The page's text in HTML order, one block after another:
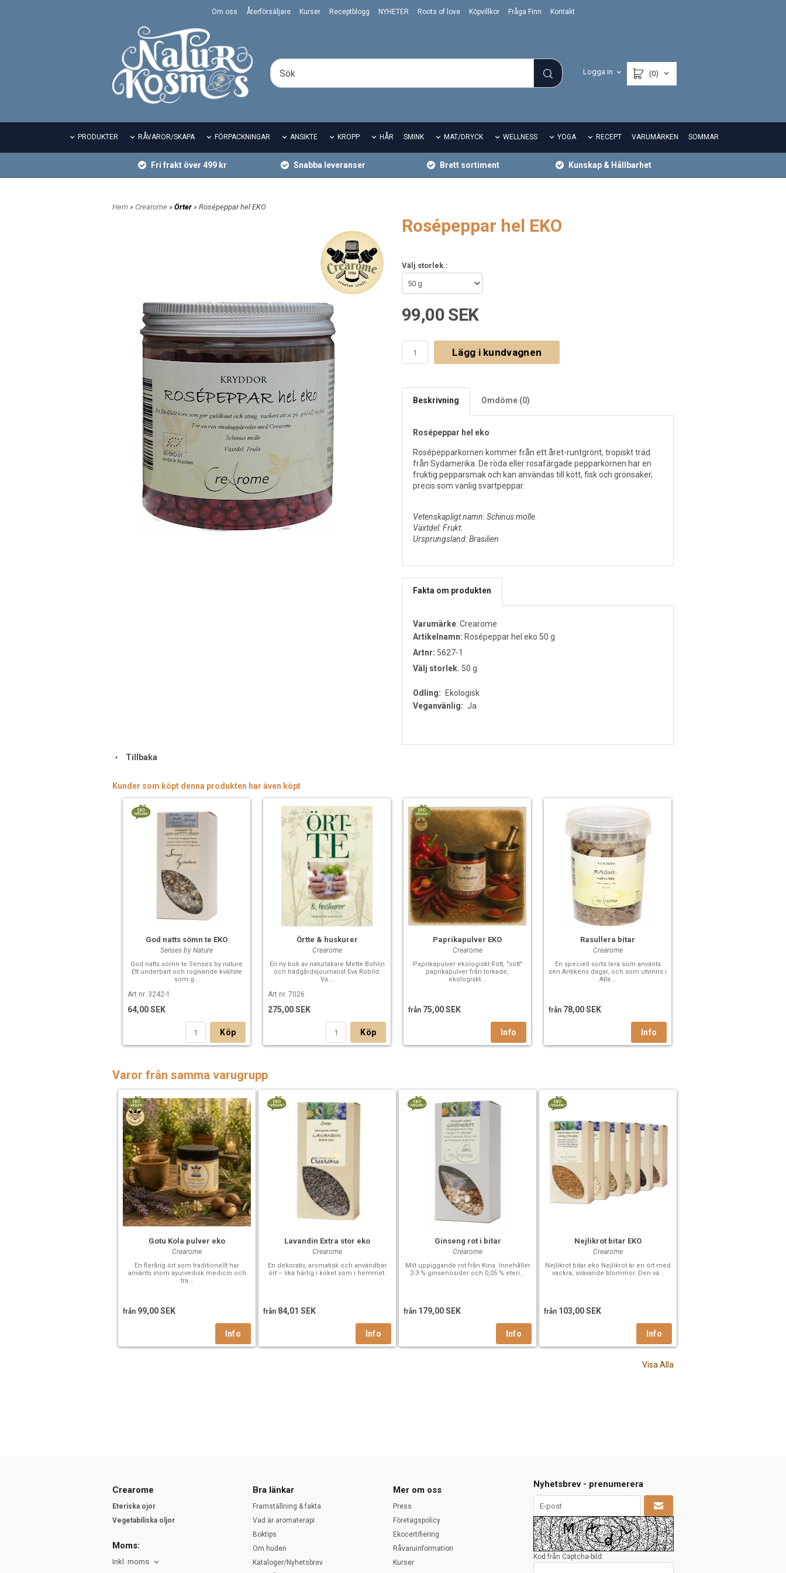
Om oss Återförsäljare Kurser Receptblogg NYHETER Roots of love Köpvillkor Fråga Finn Kontakt
Logga in (0)
PRODUKTER RÅVAROR/SKAPA FÖRPACKNINGAR ANSIKTE KROPP HÅR SMINK MAT/DRYCK WELLNESS YOGA RECEPT VARUMÄRKEN SOMMAR
Fri frakt över 499 kr Snabba leveranser Brett sortiment Kunskap & Hållbarhet
Hem » Crearome » Örter » Rosépeppar hel EKO
Rosépeppar hel EKO
Välj storlek.:
99,00 SEK
Lägg i kundvagnen
Beskrivning Omdöme (0)
Rosépeppar hel eko
Rosépepparkornen kommer från ett året-runtgrönt, tropiskt träd
från Sydamerika. De röda eller rosafärgade pepparkornen har en
fruktig pepparsmak och kan användas till kött, fisk och grönsaker,
precis som vanlig svartpeppar.
Vetenskapligt namn: Schinus molle.
Växtdel: Frukt.
Ursprungsland: Brasilien
Fakta om produkten
Varumärke: Crearome
Artikelnamn: Rosépeppar hel eko 50 g
Artnr: 5627-1
Välj storlek. 50 g
Odling:
Ekologisk
Veganvänlig: Ja
Tillbaka
Kunder som köpt denna produkten har även köpt
God natts sömn te EKO
Senses by Nature
God natts sömn te Senses by nature
Ett underbart och rogivande kvällste
som g...
Art nr. 3242-1
64,00 SEK
Köp
Örtte & huskurer
Crearome
En ny bok av naturläkare Mette Bohlin
och trädgårdsjournalist Eva Robild.
Va...
Art nr. 7026
275,00 SEK
Köp
Paprikapulver EKO
Crearome
Paprikapulver ekologiskt Rött, "sött"
paprikapulver från torkade,
ekologiskt...
från 75,00 SEK
Rasullera bitar
Crearome
En speciell sorts lera som använts
sen Antikens dagar, och som utvinns i
Atla...
från 78,00 SEK
Varor från samma varugrupp
Gotu Kola pulver eko
Crearome
En flerårig ört som traditionellt har
använts inom ayurvedisk medicin och
tra...
från 99,00 SEK
Lavandin Extra stor eko
Crearome
En dekorativ, aromatisk och användbar
ört – lika härlig i köket som i hemmet.
från 84,01 SEK
Ginseng rot i bitar
Crearome
Milt uppiggande rot från Kina. Innehåller
2-3 % ginsenosider och 0,05 % eteri...
från 179,00 SEK
Nejlikrot bitar EKO
Crearome
Nejlikrot bitar eko Nejlikrot är en ört med
vackra, svävande blommor. Den vä...
från 103,00 SEK
Visa Alla
Crearome
Eteriska ojor
Vegetabiliska oljor
Moms:
Inkl. moms
Bra länkar
Framställning & fakta
Vad är aromaterapi
Boktips
Om huden
Kataloger/Nyhetsbrev
Mer om oss
Press
Företagspolicy
Ekocertifiering
Råvaruinformation
Kurser
Nyhetsbrev - prenumerera
Kod från Captcha-bild: